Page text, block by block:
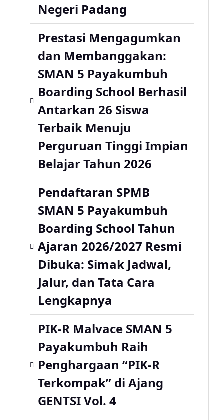
Negeri Padang
Prestasi Mengagumkan
dan Membanggakan:
SMAN 5 Payakumbuh
Boarding School Berhasil
Antarkan 26 Siswa
Terbaik Menuju
Perguruan Tinggi Impian
Belajar Tahun 2026
Pendaftaran SPMB
SMAN 5 Payakumbuh
Boarding School Tahun
Ajaran 2026/2027 Resmi
Dibuka: Simak Jadwal,
Jalur, dan Tata Cara
Lengkapnya
PIK-R Malvace SMAN 5
Payakumbuh Raih
Penghargaan “PIK-R
Terkompak” di Ajang
GENTSI Vol. 4